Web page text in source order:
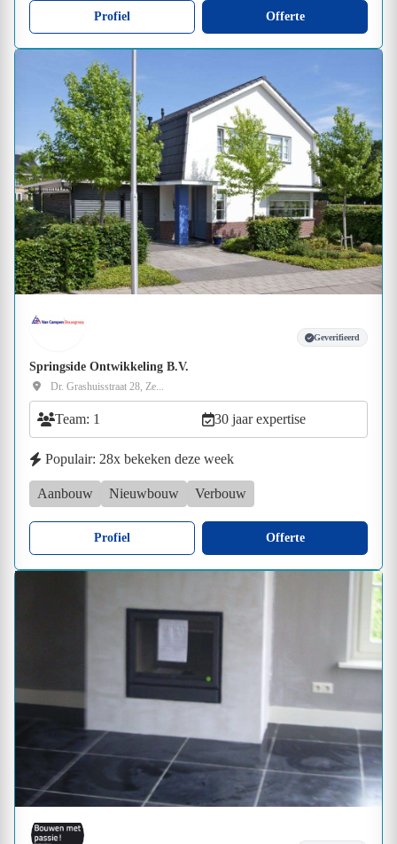
Profiel Offerte
Geverifieerd
Springside Ontwikkeling B.V.
Dr. Grashuisstraat 28, Ze...
Team: 1 30 jaar expertise
Populair: 28x bekeken deze week
Aanbouw Nieuwbouw Verbouw
Profiel Offerte